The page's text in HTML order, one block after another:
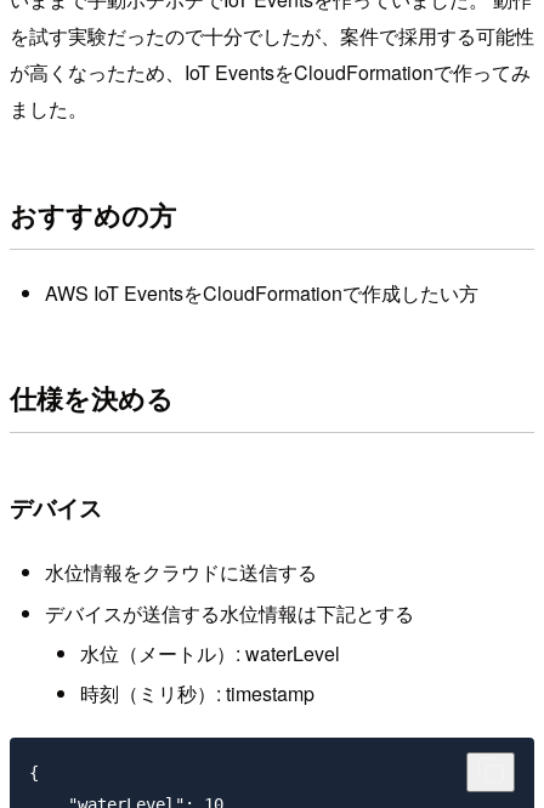
を試す実験だったので十分でしたが、案件で採用する可能性
が高くなったため、IoT EventsをCloudFormationで作ってみ
ました。
おすすめの方
AWS IoT EventsをCloudFormationで作成したい方
仕様を決める
デバイス
水位情報をクラウドに送信する
デバイスが送信する水位情報は下記とする
水位（メートル）: waterLevel
時刻（ミリ秒）: timestamp
{